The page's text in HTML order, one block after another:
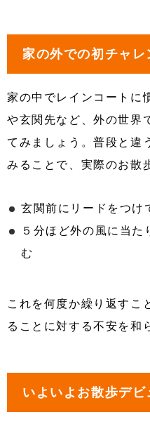
家の外での初チャレ
家の中でレインコートに
や玄関先など、外の世界
てみましょう。普段と違
みることで、実際のお散
玄関前にリードをつけ
５分ほど外の風に当た
む
これを何度か繰り返すこ
ることに対する不安を和
いよいよお散歩デビ